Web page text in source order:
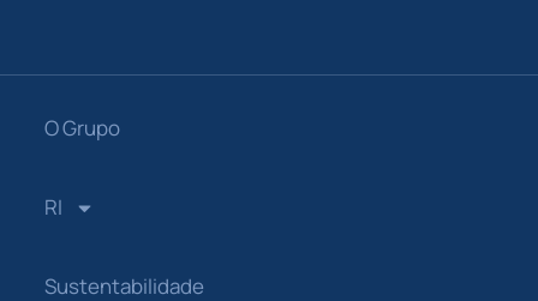
O Grupo
RI
Sustentabilidade